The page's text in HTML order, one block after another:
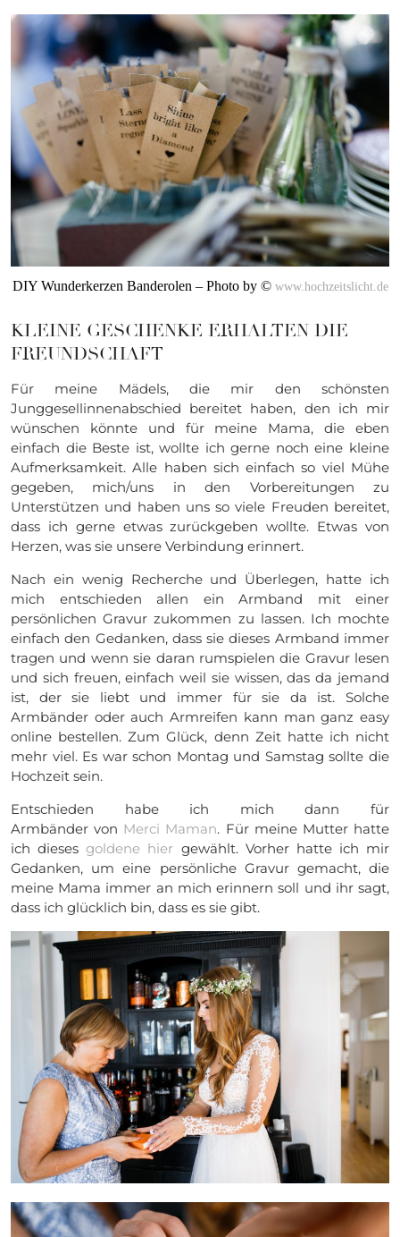
DIY Wunderkerzen Banderolen – Photo by © www.hochzeitslicht.de
KLEINE GESCHENKE ERHALTEN DIE
FREUNDSCHAFT
Für meine Mädels, die mir den schönsten
Junggesellinnenabschied bereitet haben, den ich mir
wünschen könnte und für meine Mama, die eben
einfach die Beste ist, wollte ich gerne noch eine kleine
Aufmerksamkeit. Alle haben sich einfach so viel Mühe
gegeben, mich/uns in den Vorbereitungen zu
Unterstützen und haben uns so viele Freuden bereitet,
dass ich gerne etwas zurückgeben wollte. Etwas von
Herzen, was sie unsere Verbindung erinnert.
Nach ein wenig Recherche und Überlegen, hatte ich
mich entschieden allen ein Armband mit einer
persönlichen Gravur zukommen zu lassen. Ich mochte
einfach den Gedanken, dass sie dieses Armband immer
tragen und wenn sie daran rumspielen die Gravur lesen
und sich freuen, einfach weil sie wissen, das da jemand
ist, der sie liebt und immer für sie da ist. Solche
Armbänder oder auch Armreifen kann man ganz easy
online bestellen. Zum Glück, denn Zeit hatte ich nicht
mehr viel. Es war schon Montag und Samstag sollte die
Hochzeit sein.
Entschieden habe ich mich dann für
Armbänder von Merci Maman. Für meine Mutter hatte
ich diesesgoldene hier gewählt. Vorher hatte ich mir
Gedanken, um eine persönliche Gravur gemacht, die
meine Mama immer an mich erinnern soll und ihr sagt,
dass ich glücklich bin, dass es sie gibt.